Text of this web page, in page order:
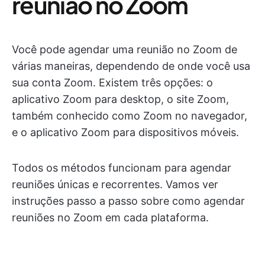
Você pode agendar uma reunião no Zoom de
várias maneiras, dependendo de onde você usa
sua conta Zoom. Existem três opções: o
aplicativo Zoom para desktop, o site Zoom,
também conhecido como Zoom no navegador,
e o aplicativo Zoom para dispositivos móveis.
Todos os métodos funcionam para agendar
reuniões únicas e recorrentes. Vamos ver
instruções passo a passo sobre como agendar
reuniões no Zoom em cada plataforma.